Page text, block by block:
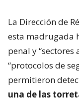
La Dirección de
esta madrugada
penal y “sectores
“protocolos de
permitieron
una de las